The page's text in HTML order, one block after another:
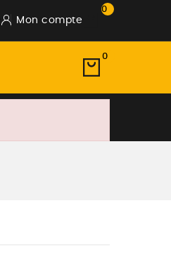
Mon compte
0
0